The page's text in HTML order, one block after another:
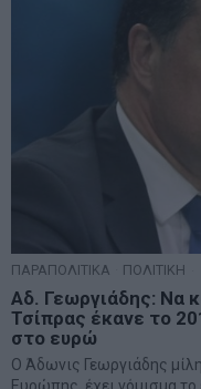
ΠΑΡΑΠΟΛΙΤΙΚΑ ΠΟΛΙΤΙΚΗ
Αδ. Γεωργιάδης: Να
Τσίπρας έκανε το
στο ευρώ
Ο Άδωνις Γεωργιάδης